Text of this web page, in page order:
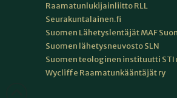
Raamatunlukijainliitto RLL
Seurakuntalainen.fi
Suomen Lähetyslentäjät MAF
Suomen lähetysneuvosto SLN
Suomen teologinen instituutti STI
Wycliffe Raamatunkääntäjät ry